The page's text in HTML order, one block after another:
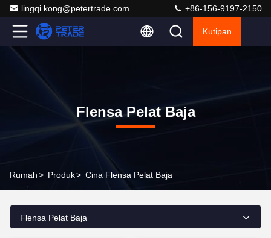
lingqi.kong@petertrade.com +86-156-9197-2150
Kutipan
Flensa Pelat Baja
Rumah> Produk> Cina Flensa Pelat Baja
Flensa Pelat Baja